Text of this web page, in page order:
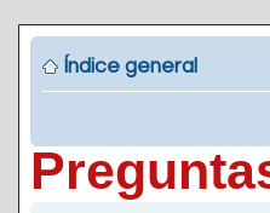
Índice general